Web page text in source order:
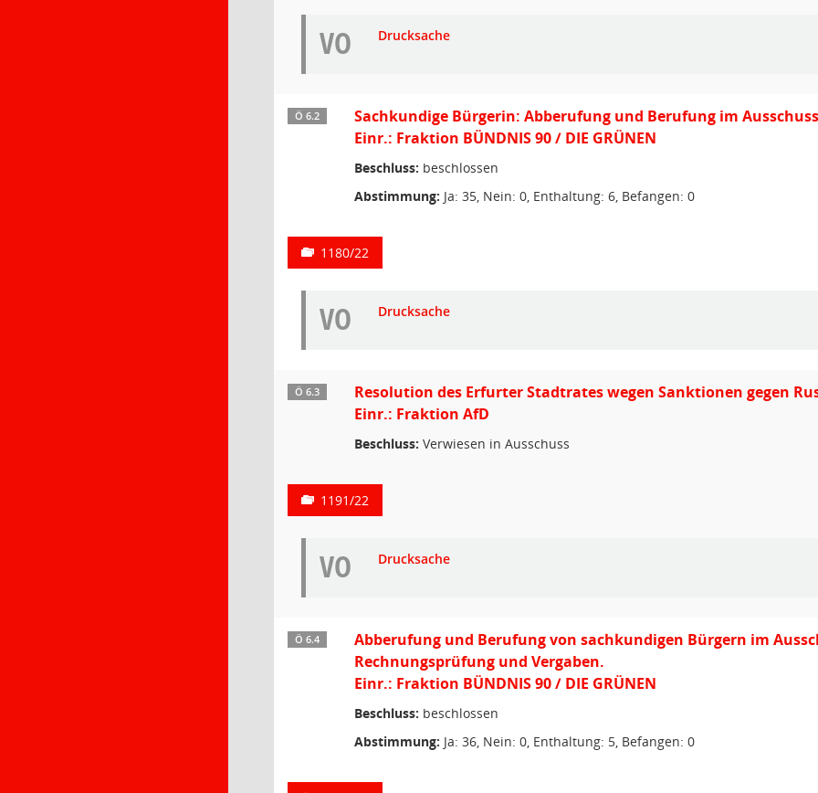
VO Drucksache
Ö 6.2
Sachkundige Bürgerin: Abberufung und Berufung im
Einr.: Fraktion BÜNDNIS 90 / DIE GRÜNEN
Beschluss: beschlossen
Abstimmung: Ja: 35, Nein: 0, Enthaltung: 6, Befangen: 0
1180/22
VO Drucksache
Ö 6.3
Resolution des Erfurter Stadtrates wegen Sanktionen gegen
Einr.: Fraktion AfD
Beschluss: Verwiesen in Ausschuss
1191/22
VO Drucksache
Ö 6.4
Abberufung und Berufung von sachkundigen Bürgern im
Rechnungsprüfung und Vergaben.
Einr.: Fraktion BÜNDNIS 90 / DIE GRÜNEN
Beschluss: beschlossen
Abstimmung: Ja: 36, Nein: 0, Enthaltung: 5, Befangen: 0